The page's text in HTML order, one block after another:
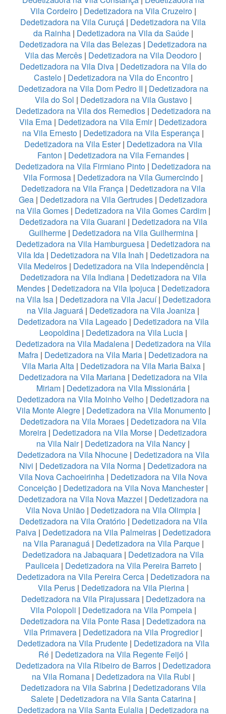
Vila Cordeiro| Dedetizadora na Vila Cruzeiro |
Dedetizadora na Vila Curuçá | Dedetizadora na Vila
da Rainha | Dedetizadora na Vila da Saúde|
Dedetizadora na Vila das Belezas | Dedetizadora na
Vila das Mercês | Dedetizadora na Vila Deodoro |
Dedetizadora na Vila Diva| Dedetizadora na Vila do
Castelo| Dedetizadora na Vila do Encontro|
Dedetizadora na Vila Dom Pedro II | Dedetizadora na
Vila do Sol | Dedetizadora na Vila Gustavo|
Dedetizadora na Vila dos Remedios| Dedetizadora na
Vila Ema | Dedetizadora na Vila Emir| Dedetizadora
na Vila Ernesto | Dedetizadora na Vila Esperança |
Dedetizadora na Vila Ester| Dedetizadora na Vila
Fanton | Dedetizadora na Vila Fernandes |
Dedetizadora na Vila Firmiano Pinto | Dedetizadora na
Vila Formosa | Dedetizadora na Vila Gumercindo |
Dedetizadora na Vila França| Dedetizadora na Vila
Gea | Dedetizadora na Vila Gertrudes | Dedetizadora
na Vila Gomes | Dedetizadora na Vila Gomes Cardim |
Dedetizadora na Vila Guarani | Dedetizadora na Vila
Guilherme| Dedetizadora na Vila Guilhermina|
Dedetizadora na Vila Hamburguesa| Dedetizadora na
Vila Ida| Dedetizadora na Vila Inah | Dedetizadora na
Vila Medeiros | Dedetizadora na Vila Independência |
Dedetizadora na Vila Indiana| Dedetizadora na Vila
Mendes| Dedetizadora na Vila Ipojuca| Dedetizadora
na Vila Isa| Dedetizadora na Vila Jacuí| Dedetizadora
na Vila Jaguará | Dedetizadora na Vila Joaniza |
Dedetizadora na Vila Lageado| Dedetizadora na Vila
Leopoldina| Dedetizadora na Vila Lucia|
Dedetizadora na Vila Madalena| Dedetizadora na Vila
Mafra | Dedetizadora na Vila Maria | Dedetizadora na
Vila Maria Alta| Dedetizadora na Vila Maria Baixa|
Dedetizadora na Vila Mariana | Dedetizadora na Vila
Miriam | Dedetizadora na Vila Missionária |
Dedetizadora na Vila Moinho Velho | Dedetizadora na
Vila Monte Alegre| Dedetizadora na Vila Monumento|
Dedetizadora na Vila Moraes| Dedetizadora na Vila
Moreira | Dedetizadora na Vila Morse | Dedetizadora
na Vila Nair| Dedetizadora na Vila Nancy |
Dedetizadora na Vila Nhocune| Dedetizadora na Vila
Nivi | Dedetizadora na Vila Norma | Dedetizadora na
Vila Nova Cachoeirinha | Dedetizadora na Vila Nova
Conceição | Dedetizadora na Vila Nova Manchester|
Dedetizadora na Vila Nova Mazzei | Dedetizadora na
Vila Nova União | Dedetizadora na Vila Olimpia |
Dedetizadora na Vila Oratório| Dedetizadora na Vila
Paiva| Dedetizadora na Vila Palmeiras| Dedetizadora
na Vila Paranaguá| Dedetizadora na Vila Parque|
Dedetizadora na Jabaquara | Dedetizadora na Vila
Pauliceia| Dedetizadora na Vila Pereira Barreto|
Dedetizadora na Vila Pereira Cerca| Dedetizadora na
Vila Perus| Dedetizadora na Vila Pierina|
Dedetizadora na Vila Pirajussara| Dedetizadora na
Vila Polopoli | Dedetizadora na Vila Pompeia|
Dedetizadora na Vila Ponte Rasa | Dedetizadora na
Vila Primavera | Dedetizadora na Vila Progredior|
Dedetizadora na Vila Prudente| Dedetizadora na Vila
Ré | Dedetizadora na Vila Regente Feijó |
Dedetizadora na Vila Ribeiro de Barros| Dedetizadora
na Vila Romana| Dedetizadora na Vila Rubi |
Dedetizadora na Vila Sabrina| Dedetizadorans Vila
Salete| Dedetizadora na Vila Santa Catarina|
Dedetizadora na Vila Santa Eulalia | Dedetizadora na